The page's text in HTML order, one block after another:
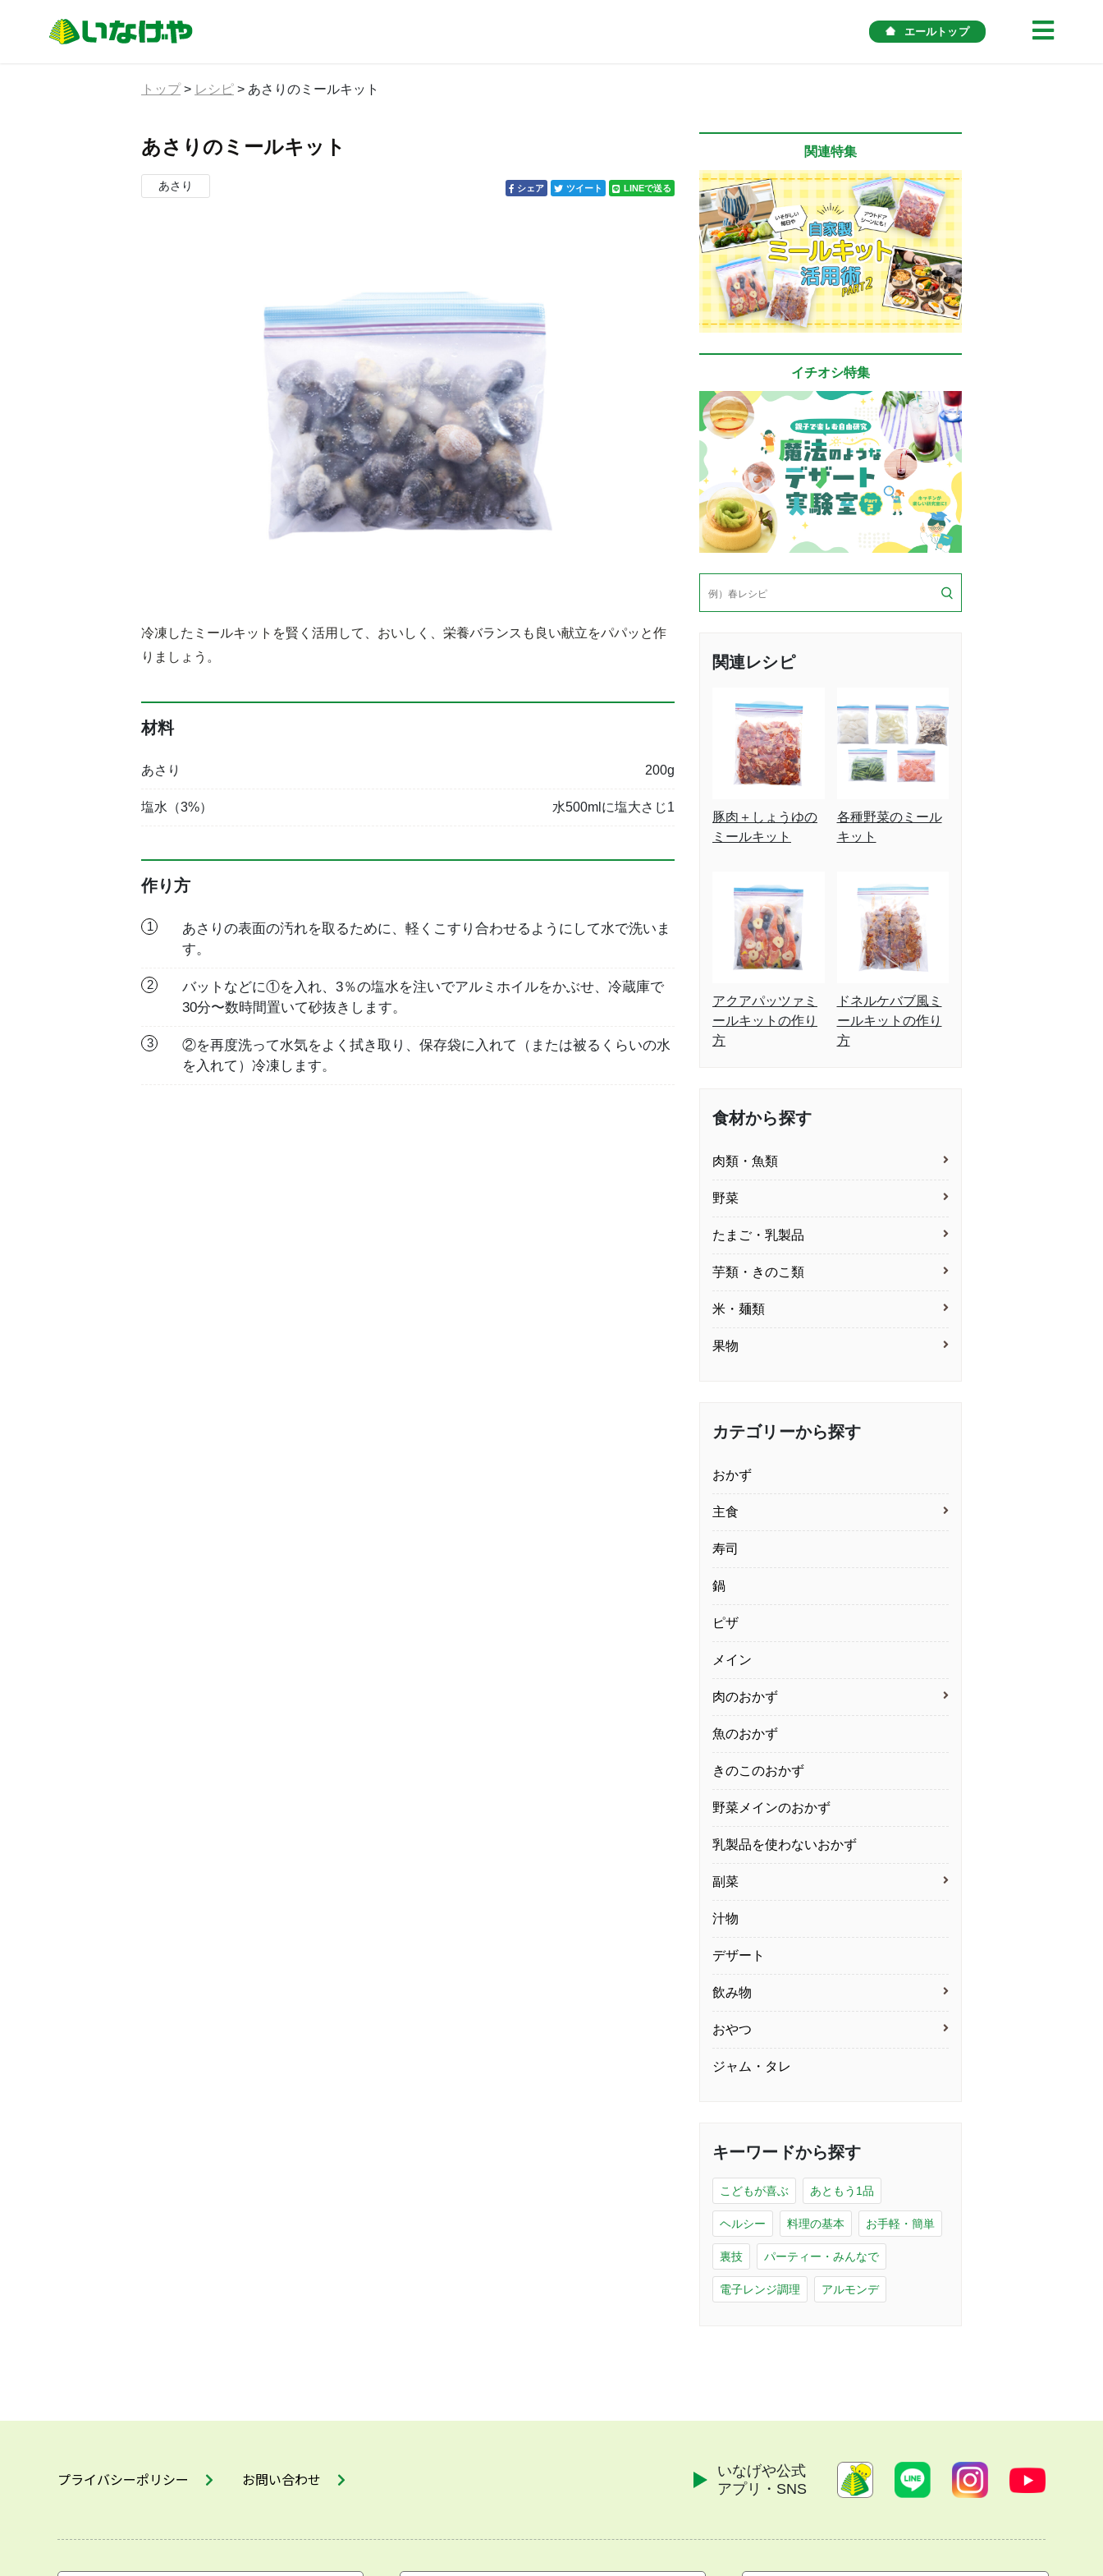
エールトップ
トップ > レシピ > あさりのミールキット
あさりのミールキット
あさり シェア ツイート LINEで送る
冷凍したミールキットを賢く活用して、おいしく、栄養バランスも良い献立をパパッと作
りましょう。
材料
あさり 200g
塩水（3%） 水500mlに塩大さじ1
作り方
1
あさりの表面の汚れを取るために、軽くこすり合わせるようにして水で洗いま
す。
2
バットなどに①を入れ、3％の塩水を注いでアルミホイルをかぶせ、冷蔵庫で
30分〜数時間置いて砂抜きします。
3
②を再度洗って水気をよく拭き取り、保存袋に入れて（または被るくらいの水
を入れて）冷凍します。
関連特集
イチオシ特集
検
索
関連レシピ
豚肉＋しょうゆの
ミールキット
各種野菜のミール
キット
アクアパッツァミ
ールキットの作り
方
ドネルケバブ風ミ
ールキットの作り
方
食材から探す
肉類・魚類
野菜
たまご・乳製品
芋類・きのこ類
米・麺類
果物
カテゴリーから探す
おかず
主食
寿司
鍋
ピザ
メイン
肉のおかず
魚のおかず
きのこのおかず
野菜メインのおかず
乳製品を使わないおかず
副菜
汁物
デザート
飲み物
おやつ
ジャム・タレ
キーワードから探す
こどもが喜ぶ あともう1品
ヘルシー 料理の基本 お手軽・簡単
裏技 パーティー・みんなで
電子レンジ調理 アルモンデ
プライバシーポリシー お問い合わせ
いなげや公式
アプリ・SNS